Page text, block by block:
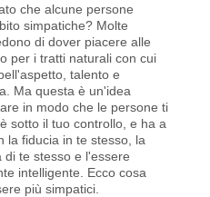
che alcune persone
simpatiche? Molte
di dover piacere alle
per i tratti naturali con cui
talento e
Ma questa è un'idea
in modo che le persone ti
sotto il tuo controllo, e ha a
la fiducia in te stesso, la
di te stesso e l'essere
intelligente. Ecco cosa
più simpatici.